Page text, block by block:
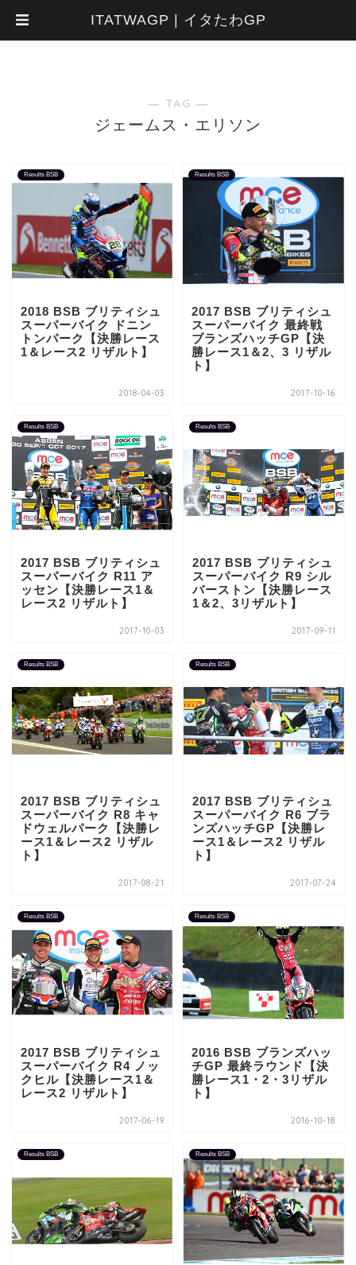
― TAG ―
ジェームス・エリソン
Results BSB
2018 BSB ブリティシュ
スーパーバイク ドニン
トンパーク【決勝レース
1＆レース2 リザルト】
2018-04-03
Results BSB
2017 BSB ブリティシュ
スーパーバイク 最終戦
ブランズハッチGP【決
勝レース1＆2、3 リザル
ト】
2017-10-16
Results BSB
2017 BSB ブリティシュ
スーパーバイク R11 ア
ッセン【決勝レース1＆
レース2 リザルト】
2017-10-03
Results BSB
2017 BSB ブリティシュ
スーパーバイク R9 シル
バーストン【決勝レース
1＆2、3リザルト】
2017-09-11
Results BSB
2017 BSB ブリティシュ
スーパーバイク R8 キャ
ドウェルパーク【決勝レ
ース1＆レース2 リザル
ト】
2017-08-21
Results BSB
2017 BSB ブリティシュ
スーパーバイク R6 ブラ
ンズハッチGP【決勝レ
ース1＆レース2 リザル
ト】
2017-07-24
Results BSB
2017 BSB ブリティシュ
スーパーバイク R4 ノッ
クヒル【決勝レース1＆
レース2 リザルト】
2017-06-19
Results BSB
2016 BSB ブランズハッ
チGP 最終ラウンド【決
勝レース1・2・3リザル
ト】
2016-10-18
Results BSB Results BSB
ITATWAGP | イタたわGP